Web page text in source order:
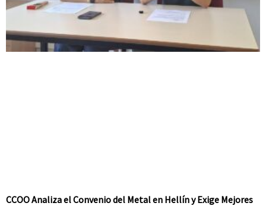
CCOO Analiza el Convenio del Metal en Hellín y Exige Mejores